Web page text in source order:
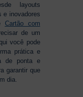
layouts
e inovadores
Cartão com
de um
você pode
prática e
de ponta e
garantir que
dia.